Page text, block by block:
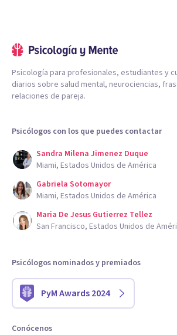
Psicología para profesionales, estudiantes y
diarios sobre salud mental, neurociencias,
relaciones de pareja.
Psicólogos con los que puedes contactar
Sandra Milena Jimenez Duque
Miami, Estados Unidos de América
Gabriela Sotomayor
Miami, Estados Unidos de América
Maria De Jesus Gutierrez Tellez
San Francisco, Estados Unidos de
Psicólogos nominados y premiados
PyM Awards 2024
Conócenos